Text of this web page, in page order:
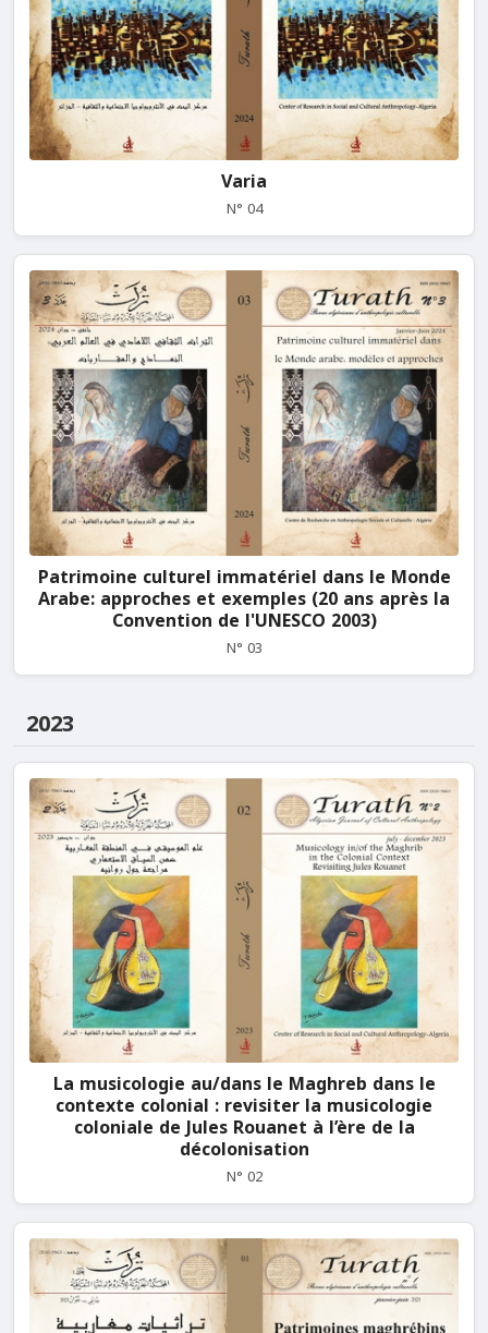
Varia
N° 04
Patrimoine culturel immatériel dans le Monde
Arabe: approches et exemples (20 ans après la
Convention de l'UNESCO 2003)
N° 03
2023
La musicologie au/dans le Maghreb dans le
contexte colonial : revisiter la musicologie
coloniale de Jules Rouanet à l’ère de la
décolonisation
N° 02